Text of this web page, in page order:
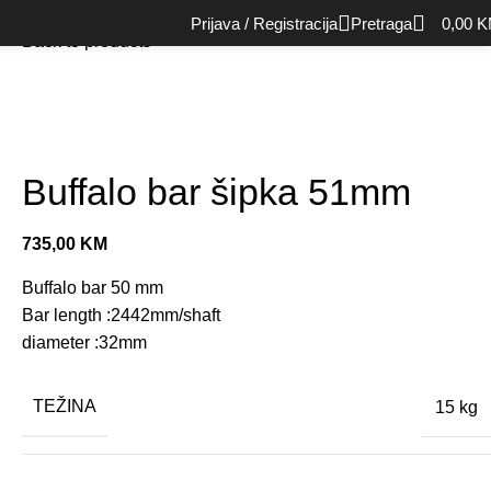
Prijava / Registracija Pretraga 0,00
Šipke
Buffalo bar šipka 51mm
Buffalo bar šipka 51mm
735,00 KM
Buffalo bar 50 mm
Bar length :2442mm/shaft
diameter :32mm
TEŽINA 15 kg